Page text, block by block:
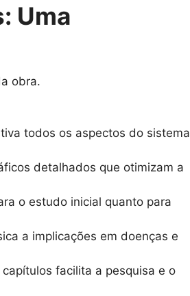
Uma
obra.
todos os aspectos do sistema
detalhados que otimizam a
o estudo inicial quanto para
a implicações em doenças e
facilita a pesquisa e o